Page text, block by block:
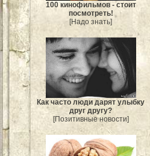
100 кинофильмов - стоит
посмотреть!
[Надо знать]
Как часто люди дарят улыбку
друг другу?
[Позитивные новости]